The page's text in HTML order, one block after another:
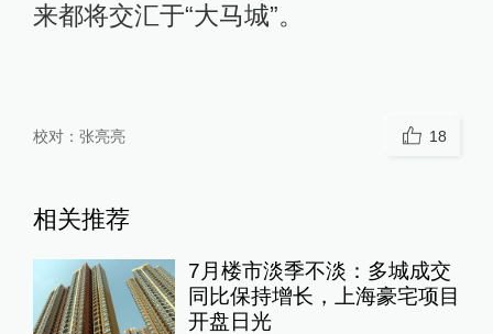
来都将交汇于“大马城”。
校对： 张亮亮 18
相关推荐
7月楼市淡季不淡：多城成交
同比保持增长，上海豪宅项目
开盘日光